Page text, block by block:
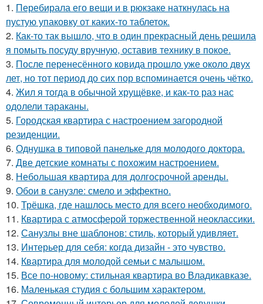
1. Перебирала его вещи и в рюкзаке наткнулась на
пустую упаковку от каких-то таблеток.
2. Как-то так вышло, что в один прекрасный день решила
я помыть посуду вручную, оставив технику в покое.
3. После перенесённого ковида прошло уже около двух
лет, но тот период до сих пор вспоминается очень чётко.
4. Жил я тогда в обычной хрущёвке, и как-то раз нас
одолели тараканы.
5. Городская квартира с настроением загородной
резиденции.
6. Однушка в типовой панельке для молодого доктора.
7. Две детские комнаты с похожим настроением.
8. Небольшая квартира для долгосрочной аренды.
9. Обои в санузле: смело и эффектно.
10. Трёшка, где нашлось место для всего необходимого.
11. Квартира с атмосферой торжественной неоклассики.
12. Санузлы вне шаблонов: стиль, который удивляет.
13. Интерьер для себя: когда дизайн - это чувство.
14. Квартира для молодой семьи с малышом.
15. Все по-новому: стильная квартира во Владикавказе.
16. Маленькая студия с большим характером.